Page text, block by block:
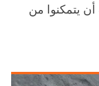
يتمكنوا من